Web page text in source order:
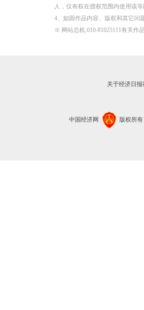
人，仅有权在授权范围内使用该
4、如因作品内容、版权和其它问
※ 网站总机:010-81025111有关作
关于经济日报
中国经济网 版权所有